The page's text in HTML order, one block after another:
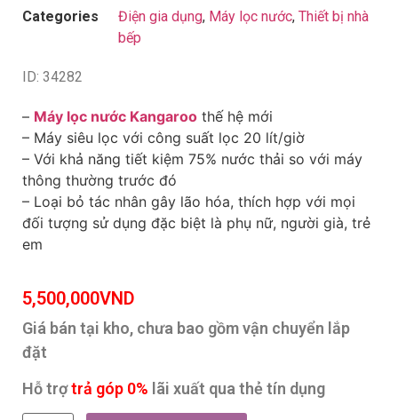
Categories
Điện gia dụng, Máy lọc nước, Thiết bị nhà
bếp
ID: 34282
– Máy lọc nước Kangaroo thế hệ mới
– Máy siêu lọc với công suất lọc 20 lít/giờ
– Với khả năng tiết kiệm 75% nước thải so với máy
thông thường trước đó
– Loại bỏ tác nhân gây lão hóa, thích hợp với mọi
đối tượng sử dụng đặc biệt là phụ nữ, người già, trẻ
em
5,500,000VND
Giá bán tại kho, chưa bao gồm vận chuyển lắp
đặt
Hỗ trợtrả góp 0% lãi xuất qua thẻ tín dụng